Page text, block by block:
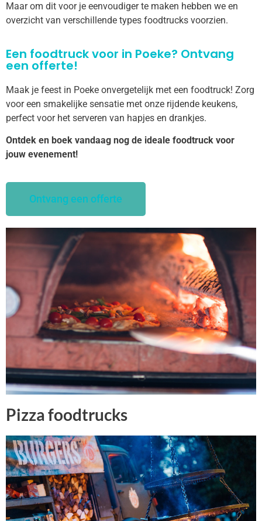
Maar om dit voor je eenvoudiger te maken hebben we en
overzicht van verschillende types foodtrucks voorzien.
Een foodtruck voor in Poeke? Ontvang
een offerte!
Maak je feest in Poeke onvergetelijk met een foodtruck! Zorg
voor een smakelijke sensatie met onze rijdende keukens,
perfect voor het serveren van hapjes en drankjes.
Ontdek en boek vandaag nog de ideale foodtruck voor
jouw evenement!
Ontvang een offerte
Pizza foodtrucks